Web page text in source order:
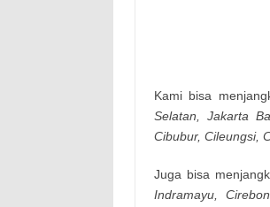
Kamі bisa
Ѕеlаtаn, Јаkаrtа
Сіbubur, Сіlеungsі,
Jugа bisa
Іndrаmауu,